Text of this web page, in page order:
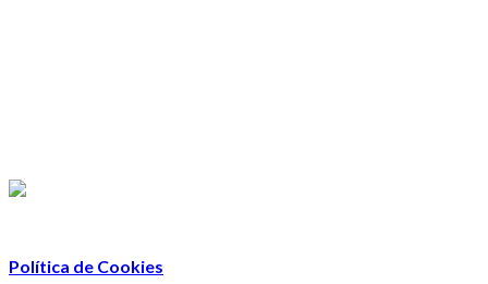
Política de Cookies